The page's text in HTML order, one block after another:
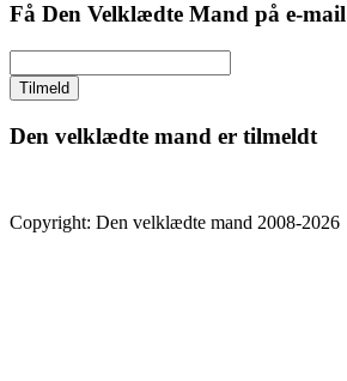
Få Den Velklædte Mand på e-mail
Den velklædte mand er tilmeldt
Copyright: Den velklædte mand 2008-2026